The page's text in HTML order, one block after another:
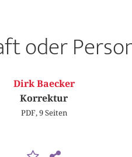
oder
Dirk Baecker
Korrektur
PDF, 9 Seiten